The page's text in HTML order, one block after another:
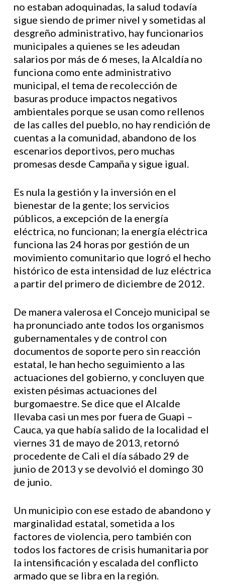
no estaban adoquinadas, la salud todavía
sigue siendo de primer nivel y sometidas al
desgreño administrativo, hay funcionarios
municipales a quienes se les adeudan
salarios por más de 6 meses, la Alcaldía no
funciona como ente administrativo
municipal, el tema de recolección de
basuras produce impactos negativos
ambientales porque se usan como rellenos
de las calles del pueblo, no hay rendición de
cuentas a la comunidad, abandono de los
escenarios deportivos, pero muchas
promesas desde Campaña y sigue igual.
Es nula la gestión y la inversión en el
bienestar de la gente; los servicios
públicos, a excepción de la energía
eléctrica, no funcionan; la energía eléctrica
funciona las 24 horas por gestión de un
movimiento comunitario que logró el hecho
histórico de esta intensidad de luz eléctrica
a partir del primero de diciembre de 2012.
De manera valerosa el Concejo municipal se
ha pronunciado ante todos los organismos
gubernamentales y de control con
documentos de soporte pero sin reacción
estatal, le han hecho seguimiento a las
actuaciones del gobierno, y concluyen que
existen pésimas actuaciones del
burgomaestre. Se dice que el Alcalde
llevaba casi un mes por fuera de Guapi –
Cauca, ya que había salido de la localidad el
viernes 31 de mayo de 2013, retornó
procedente de Cali el día sábado 29 de
junio de 2013 y se devolvió el domingo 30
de junio.
Un municipio con ese estado de abandono y
marginalidad estatal, sometida a los
factores de violencia, pero también con
todos los factores de crisis humanitaria por
la intensificación y escalada del conflicto
armado que se libra en la región.